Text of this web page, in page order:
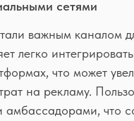
сетями
важным каналом
легко
что может
на рекламу.
амбассадорами, что